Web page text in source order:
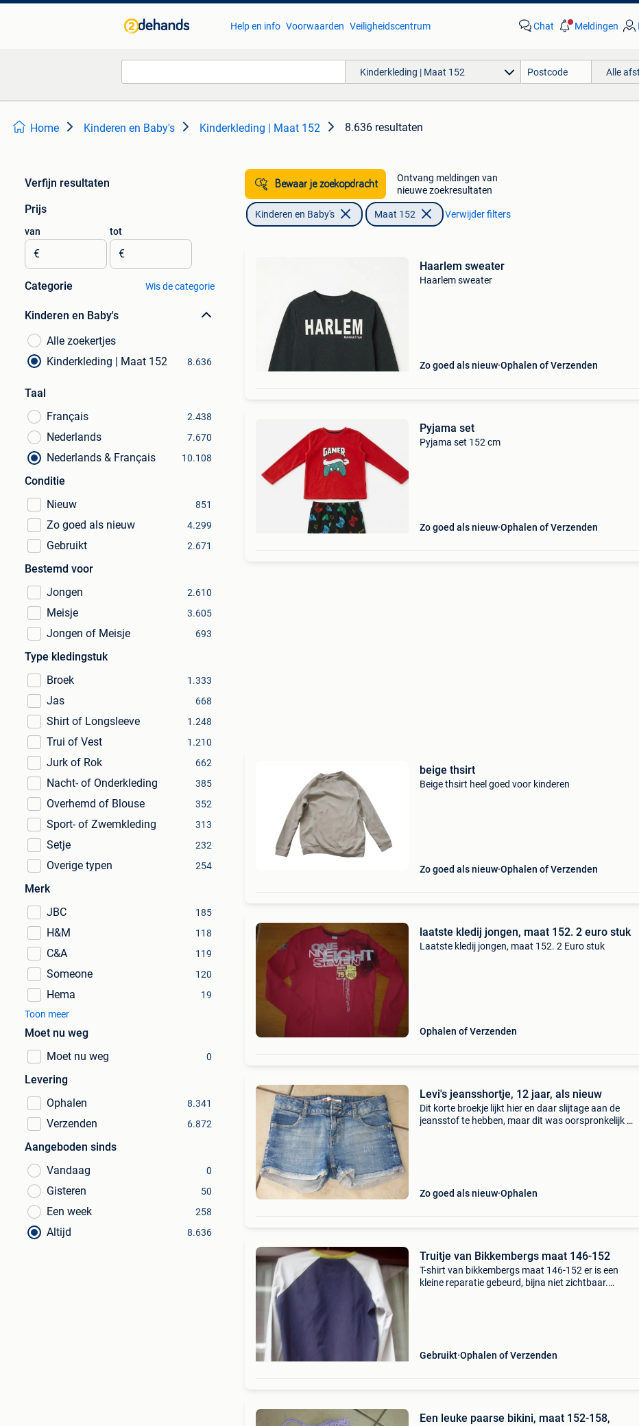
Help en info Voorwaarden Veiligheidscentrum Chat Meldingen
Kinderkleding | Maat 152 Alle
Home Kinderen en Baby's Kinderkleding | Maat 152 8.636 resultaten
Verfijn resultaten
Prijs
van
€
tot
€
Categorie Wis de categorie
Kinderen en Baby's
Alle zoekertjes
Kinderkleding | Maat 152
8.636
Taal
Français
2.438
Nederlands 7.670
Nederlands & Français 10.108
Conditie
Nieuw
851
Zo goed als nieuw 4.299
Gebruikt 2.671
Bestemd voor
Jongen
2.610
Meisje 3.605
Jongen of Meisje 693
Type kledingstuk
Broek
1.333
Jas 668
Shirt of Longsleeve 1.248
Trui of Vest 1.210
Jurk of Rok 662
Nacht- of Onderkleding 385
Overhemd of Blouse 352
Sport- of Zwemkleding 313
Setje 232
Overige typen 254
Merk
JBC
185
H&M 118
C&A 119
Someone 120
Hema
19
Toon meer
Moet nu weg
Moet nu weg
0
Levering
Ophalen
8.341
Verzenden 6.872
Aangeboden sinds
Vandaag
0
Gisteren 50
Een week 258
Altijd 8.636
Bewaar je zoekopdracht
Ontvang meldingen van
nieuwe zoekresultaten
Kinderen en Baby's Maat 152 Verwijder filters
Haarlem sweater
Haarlem sweater
Zo goed als nieuw Ophalen of Verzenden
Pyjama set
Pyjama set 152 cm
Zo goed als nieuw Ophalen of Verzenden
beige thsirt
Beige thsirt heel goed voor kinderen
Zo goed als nieuw Ophalen of Verzenden
laatste kledij jongen, maat 152. 2 euro stuk
Laatste kledij jongen, maat 152. 2 Euro stuk
Ophalen of Verzenden
Levi's jeansshortje, 12 jaar, als nieuw
Dit korte broekje lijkt hier en daar slijtage aan de
jeansstof te hebben, maar dit was oorspronkelijk al
Zo goed als nieuw Ophalen
Truitje van Bikkembergs maat 146-152
T-shirt van bikkembergs maat 146-152 er is een
kleine reparatie gebeurd, bijna niet zichtbaar.
Gebruikt Ophalen of Verzenden
Een leuke paarse bikini, maat 152-158,